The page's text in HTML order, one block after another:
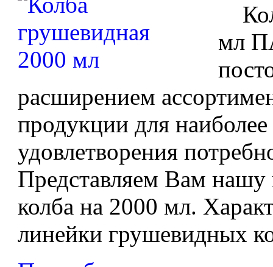
мл
расширением
продукции для
удовлетворения
Представляем Вам
колба на 2000 мл.
линейки грушевидных